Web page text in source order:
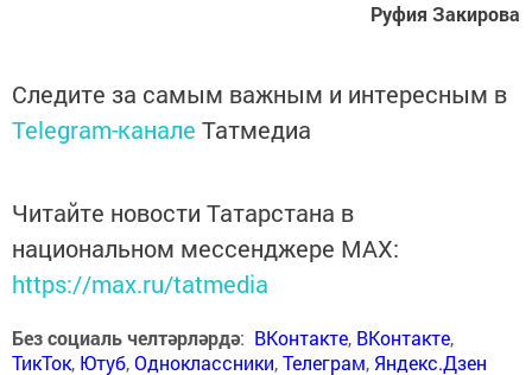
Руфия Закирова
Следите за самым важным и интересным в
Telegram-канале Татмедиа
Читайте новости Татарстана в
национальном мессенджере MАХ:
https://max.ru/tatmedia
Без социаль челтәрләрдә: ВКонтакте, ВКонтакте,
ТикТок, Ютуб,Одноклассники,Телеграм, Яндекс.Дзен